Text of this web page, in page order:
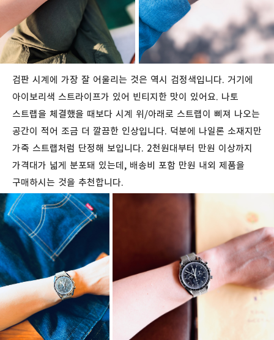
검판 시계에 가장 잘 어울리는 것은 역시 검정색입니다. 거기에
아이보리색 스트라이프가 있어 빈티지한 맛이 있어요. 나토
스트랩을 체결했을 때보다 시계 위/아래로 스트랩이 삐져 나오는
공간이 적어 조금 더 깔끔한 인상입니다. 덕분에 나일론 소재지만
가죽 스트랩처럼 단정해 보입니다. 2천원대부터 만원 이상까지
가격대가 넓게 분포돼 있는데, 배송비 포함 만원 내외 제품을
구매하시는 것을 추천합니다.